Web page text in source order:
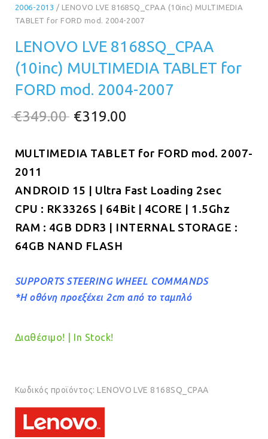
2006-2013 / LENOVO LVE 8168SQ_CPAA (10inc) MULTIMEDIA
TABLET for FORD mod. 2004-2007
LENOVO LVE 8168SQ_CPAA
(10inc) MULTIMEDIA TABLET for
FORD mod. 2004-2007
€349.00 Original
was:
€319.00
τιμή
€319.00.
MULTIMEDIA TABLET for FORD mod. 2007-
2011
ANDROID 15 | Ultra Fast Loading 2sec
CPU : RK3326S | 64Bit | 4CORE | 1.5Ghz
RAM : 4GB DDR3 | INTERNAL STORAGE :
64GB NAND FLASH
SUPPORTS STEERING WHEEL COMMANDS
*Η οθόνη προεξέχει 2cm από το ταμπλό
Διαθέσιμο! | In Stock!
Κωδικός προϊόντος:LENOVO LVE 8168SQ_CPAA